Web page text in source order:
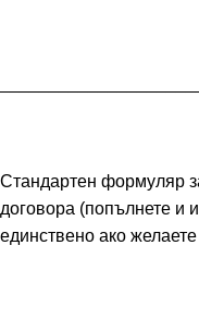
Стандартен формуляр
договора (попълнете и
единствено ако